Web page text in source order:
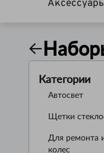
Категории
Автосвет
Щетки
Для ремонта
колес